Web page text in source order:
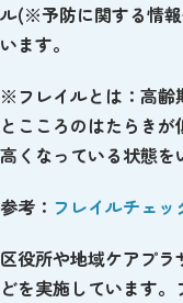
ル(※予防に関する情
います。
※フレイルとは：高齢
とこころのはたらき
高くなっている状態を
参考： フレイルチェッ
区役所や地域ケアプ
どを実施しています